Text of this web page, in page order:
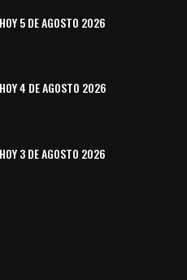
5 DE AGOSTO 2026
4 DE AGOSTO 2026
3 DE AGOSTO 2026